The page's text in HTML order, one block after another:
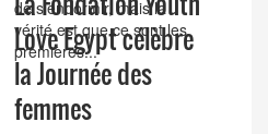
de s’endormir, mais la
vérité est que ce sont les
premières...
Love Egypt célèbre
la Journée des
femmes